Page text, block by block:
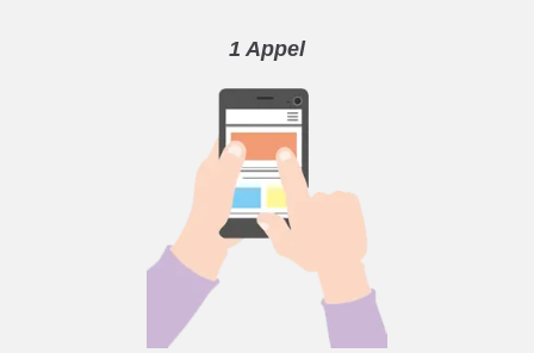
1 Appel